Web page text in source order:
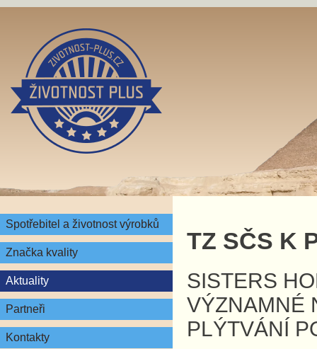
Spotřebitel a životnost výrobků
Značka kvality
Aktuality
Partneři
Kontakty
TZ SČS K
SISTERS
VÝZNAMNÉ
PLÝTVÁNÍ